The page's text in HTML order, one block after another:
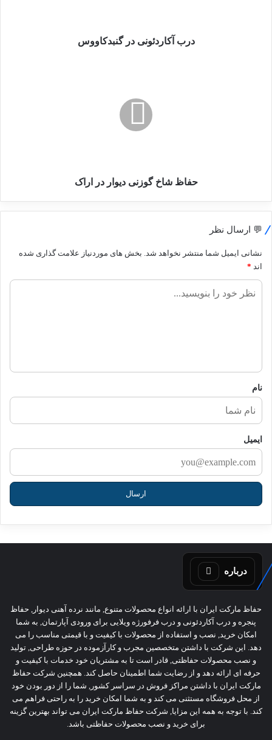
درب آکاردئونی در گنبدکاووس
حفاظ شاخ گوزنی دیوار در اراک
💬 ارسال نظر
نشانی ایمیل شما منتشر نخواهد شد. بخش های موردنیاز علامت گذاری شده
اند *
نام
ایمیل
درباره
حفاظ مارکت ایران با ارائه انواع محصولات متنوع, مانند نرده آهنی دیوار, حفاظ
پنجره و درب آکاردئونی و درب فرفورژه ویلایی برای ورودی آپارتمان, به شما
امکان خرید, نصب و استفاده از محصولات با کیفیت و با قیمتی مناسب را می
دهد. این شرکت با داشتن متخصصین مجرب و کارآزموده در حوزه طراحی, تولید
و نصب محصولات حفاظتی, قادر است تا به مشتریان خود خدمات با کیفیت و
حرفه ای ارائه دهد و از رضایت شما اطمینان حاصل کند. همچنین شرکت حفاظ
مارکت ایران با داشتن مراکز فروش در سراسر کشور, شما را از دور بودن خود
از محل فروشگاه مستثنی می کند و به شما امکان خرید را به راحتی فراهم می
کند. با توجه به همه این مزایا, شرکت حفاظ مارکت ایران می تواند بهترین گزینه
برای خرید و نصب محصولات حفاظتی باشد.